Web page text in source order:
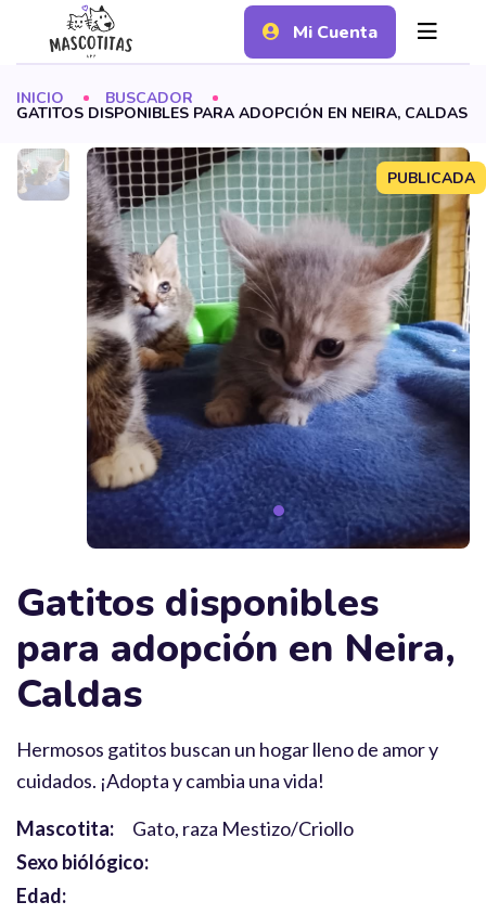
Mi Cuenta
INICIO BUSCADOR
GATITOS DISPONIBLES PARA ADOPCIÓN EN NEIRA, CALDAS
PUBLICADA
Gatitos disponibles
para adopción en Neira,
Caldas
Hermosos gatitos buscan un hogar lleno de amor y
cuidados. ¡Adopta y cambia una vida!
Mascotita:
Gato, raza Mestizo/Criollo
Sexo biólógico:
Edad: